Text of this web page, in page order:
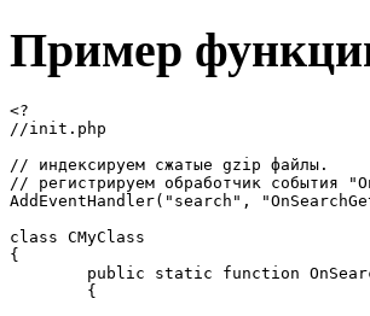
Пример
<?
//init.php
// индексируем сжатые gzip файлы.
// регистрируем обработчик события
AddEventHandler("search",
class CMyClass
{
public static function
	{